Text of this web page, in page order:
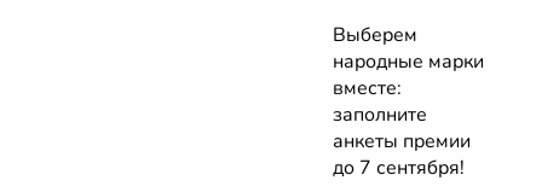
Выберем
народные марки
вместе:
заполните
анкеты премии
до 7 сентября!